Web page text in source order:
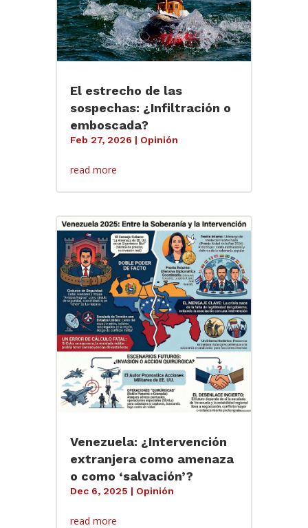
El estrecho de las
sospechas: ¿Infiltración o
emboscada?
Feb 27, 2026 | Opinión
read more
Venezuela: ¿Intervención
extranjera como amenaza
o como ‘salvación’?
Dec 6, 2025 | Opinión
read more